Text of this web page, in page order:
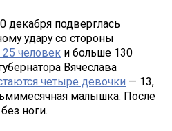
декабря подверглась
удару со стороны
25 человек и больше 130
Вячеслава
четыре девочки — 13,
малышка. После
ноги.